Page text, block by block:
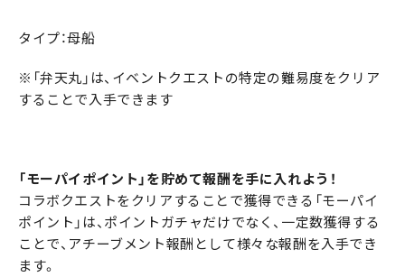
タイプ：母船
※「弁天丸」は、イベントクエストの特定の難易度をクリア
することで入手できます
「モーパイポイント」を貯めて報酬を手に入れよう！
コラボクエストをクリアすることで獲得できる「モーパイ
ポイント」は、ポイントガチャだけでなく、一定数獲得する
ことで、アチーブメント報酬として様々な報酬を入手でき
ます。